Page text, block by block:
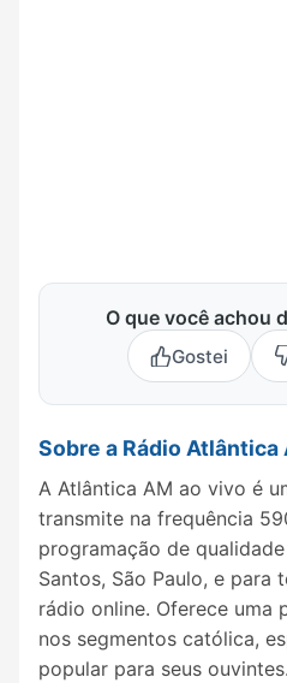
O que você achou
Gostei
Sobre a Rádio Atlântica
A Atlântica AM ao vivo é
transmite na frequência
programação de
Santos, São Paulo, e para
rádio online. Oferece uma
nos segmentos católica,
popular para seus ouvintes.